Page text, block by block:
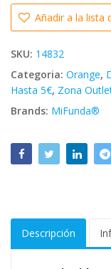
Añadir a la lista
SKU: 14832
Categoria: Orange,
Hasta 5€, Zona
Brands: MiFunda®
Descripción